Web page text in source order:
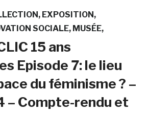
EXPOSITION
SOCIALE MUSÉE
15 ans
Episode 7: le lieu
du féminisme ? –
– Compte-rendu et